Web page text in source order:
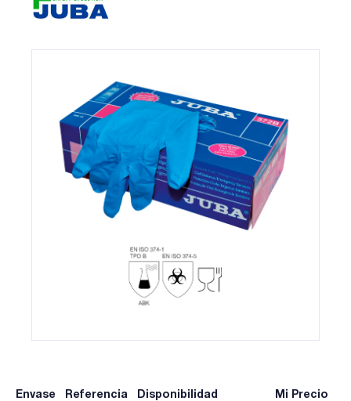
Envase Referencia Disponibilidad Mi Precio